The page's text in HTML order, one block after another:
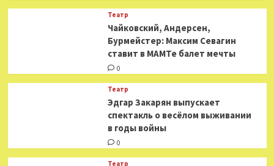
Театр
​​Чайковский, Андерсен,
Бурмейстер: Максим Севагин
ставит в МАМТе балет мечты
0
Театр
Эдгар Закарян выпускает
спектакль о весёлом выживании
в годы войны
0
Театр